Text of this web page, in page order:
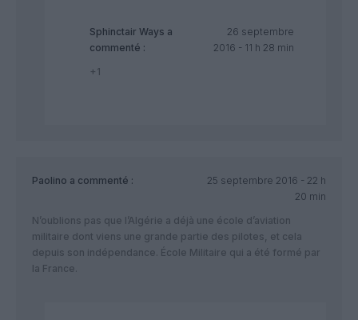
Sphinctair Ways a
commenté :
26 septembre
2016 - 11 h 28 min
+1
Paolino a commenté :
25 septembre 2016 - 22 h
20 min
N’oublions pas que l’Algérie a déjà une école d’aviation
militaire dont viens une grande partie des pilotes, et cela
depuis son indépendance. École Militaire qui a été formé par
la France.